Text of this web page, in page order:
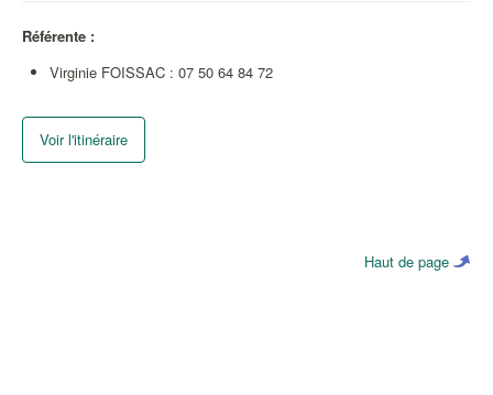
Référente :
Virginie FOISSAC : 07 50 64 84 72
Voir l'itinéraire
Haut de page